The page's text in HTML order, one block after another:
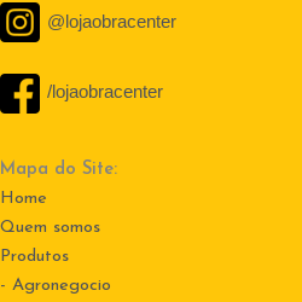
@lojaobracenter
/lojaobracenter
Mapa do Site:
Home
Quem somos
Produtos
- Agronegocio